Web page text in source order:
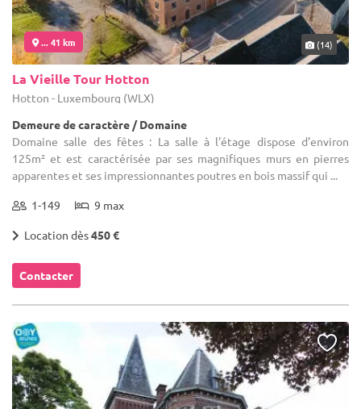
... 41 km (14)
La Vieille Tour Hotton
Hotton - Luxembourg (WLX)
Demeure de caractère / Domaine
Domaine salle des fêtes : La salle à l'étage dispose d’environ
125m² et est caractérisée par ses magnifiques murs en pierres
apparentes et ses impressionnantes poutres en bois massif qui ...
1-149 9 max
Location dès450 €
Contacter